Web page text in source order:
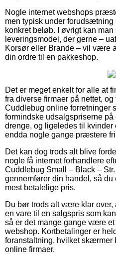
Nogle internet webshops
men typisk under forudsætning
konkret beløb. I øvrigt kan
leveringsmodel, der gerne –
Korsør eller Brande – vil være
din ordre til en pakkeshop.
Det er meget enkelt for alle at
fra diverse firmaer på nettet,
Cuddlebug online forretninger
formindske udsalgspriserne
drenge, og ligeledes til
endda nogle gange præstere fri
Det kan dog trods alt blive
nogle få internet forhandlere
Cuddlebug Small – Black –
gennemfører din handel, så du
mest betalelige pris.
Du bør trods alt være klar
en vare til en salgspris som
så er det mange gange være
webshop. Kortbetalinger er
foranstaltning, hvilket skærmer
online firmaer.